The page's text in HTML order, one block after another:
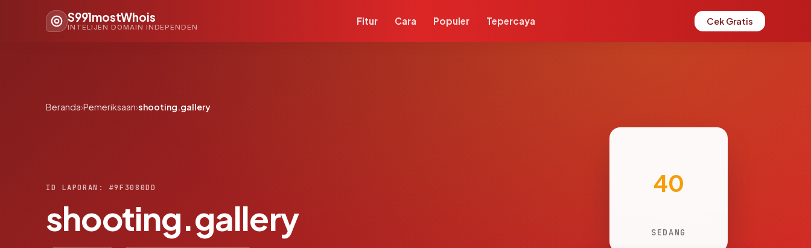
S991mostWhois
INTELIJEN DOMAIN INDEPENDEN
Fitur Cara Populer Tepercaya Cek Gratis
Beranda›Pemeriksaan›shooting.gallery
ID LAPORAN: #9F3080DD
shooting.gallery
40
SEDANG